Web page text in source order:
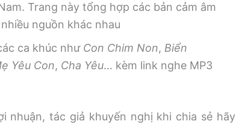
Trang này tổng hợp các bản cảm âm
nguồn khác nhau
ca khúc như Con Chim Non, Biển
Yêu Con, Cha Yêu… kèm link nghe MP3
nhuận, tác giả khuyến nghị khi chia sẻ hãy